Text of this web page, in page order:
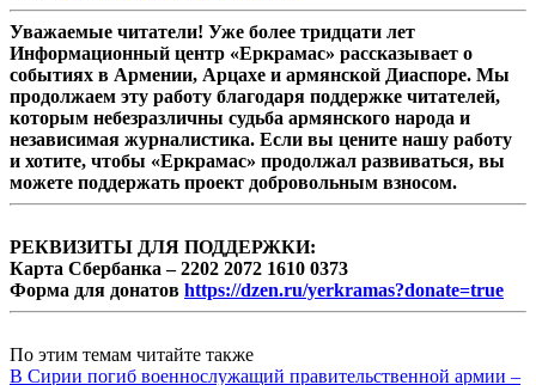
Уважаемые читатели! Уже более тридцати лет
Информационный центр «Еркрамас» рассказывает о
событиях в Армении, Арцахе и армянской Диаспоре. Мы
продолжаем эту работу благодаря поддержке читателей,
которым небезразличны судьба армянского народа и
независимая журналистика. Если вы цените нашу работу
и хотите, чтобы «Еркрамас» продолжал развиваться, вы
можете поддержать проект добровольным взносом.
РЕКВИЗИТЫ ДЛЯ ПОДДЕРЖКИ:
Карта Сбербанка – 2202 2072 1610 0373
Форма для донатов https://dzen.ru/yerkramas?donate=true
По этим темам читайте также
В Сирии погиб военнослужащий правительственной армии –